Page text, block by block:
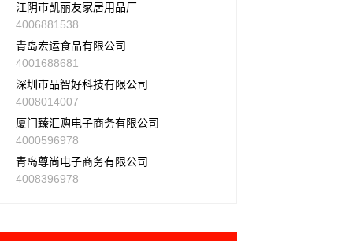
江阴市凯丽友家居用品厂
4006881538
青岛宏运食品有限公司
4001688681
深圳市品智好科技有限公司
4008014007
厦门臻汇购电子商务有限公司
4000596978
青岛尊尚电子商务有限公司
4008396978